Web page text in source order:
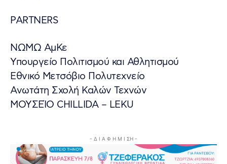
PARTNERS
ΝΩΜΩ ΑμΚε
Υπουργείο Πολιτισμού και Αθλητισμού
Εθνικό Μετσόβιο Πολυτεχνείο
Ανωτάτη Σχολή Καλών Τεχνών
ΜΟΥΣΕΊΟ CHILLIDA – LEKU
- Δ Ι Α Φ Η Μ Ι ΣΗ -